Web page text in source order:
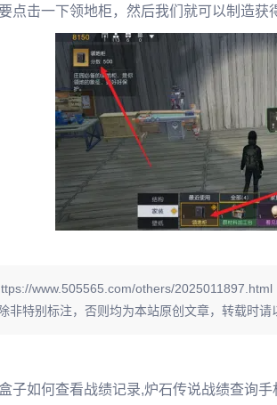
点击一下领地柜，然后我们就可以制造获
www.505565.com/others/2025011897.html
除非特别标注，否则均为本站原创文章，转载时请
子如何查看战绩记录,炉石传说战绩查询手